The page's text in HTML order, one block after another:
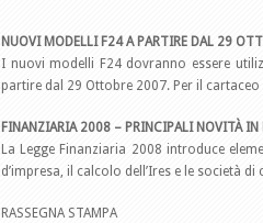
NUOVI MODELLI F24 A PARTIRE DAL 29
I nuovi modelli F24 dovranno essere
partire dal 29 Ottobre 2007. Per il
FINANZIARIA 2008 – PRINCIPALI NOVITÀ IN
La Legge Finanziaria 2008 introduce
d’impresa, il calcolo dell’Ires e le società
RASSEGNA STAMPA